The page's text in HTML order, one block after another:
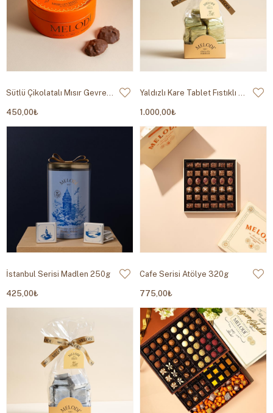
Sütlü Çikolatalı Mısır Gevreği 200g
450,00₺
Yaldızlı Kare Tablet Fıstıklı Çikolata Altın Yaldız 500g
1.000,00₺
İstanbul Serisi Madlen 250g
425,00₺
Cafe Serisi Atölye 320g
775,00₺